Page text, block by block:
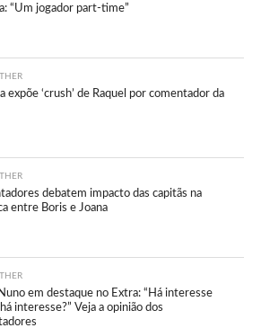
“Um jogador part-time”
expõe ‘crush’ de Raquel por comentador da
debatem impacto das capitãs na
entre Boris e Joana
em destaque no Extra: “Há interesse
interesse?” Veja a opinião dos